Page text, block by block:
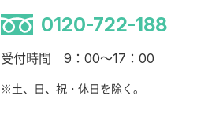
0120-722-188
受付時間 9：00～17：00
※土、日、祝・休日を除く。